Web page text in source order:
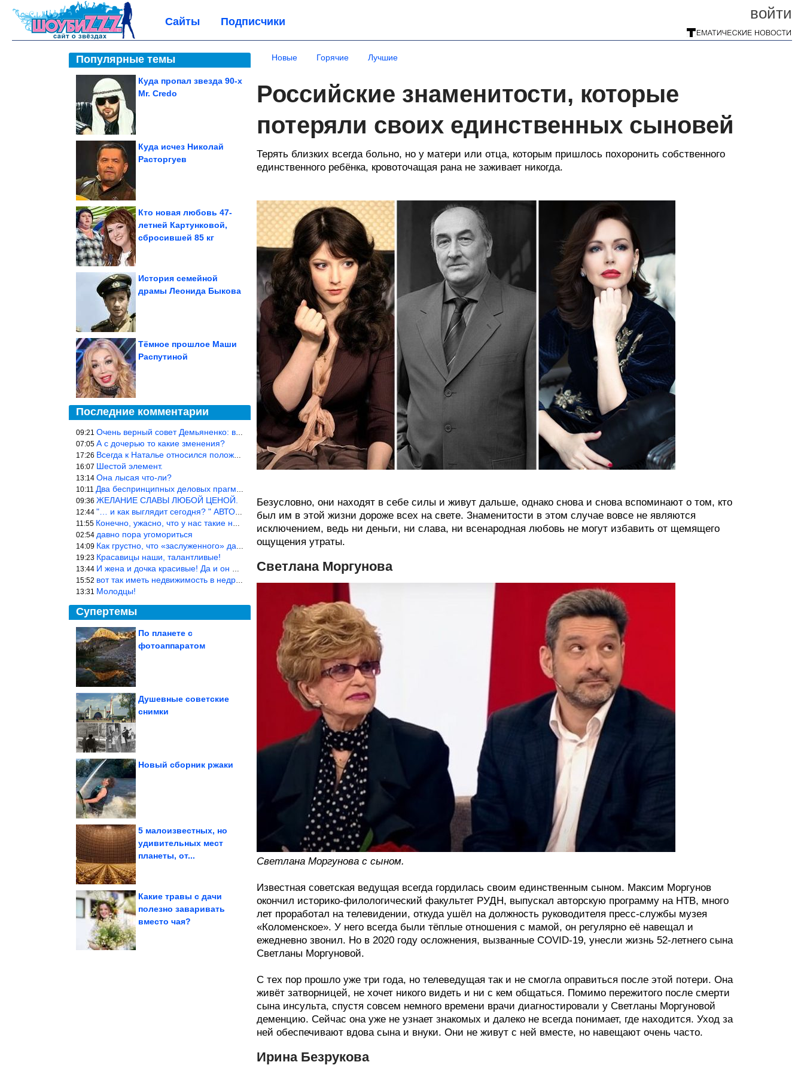
войти
Сайты Подписчики
Популярные темы
Куда пропал звезда 90-х
Mr. Credo
Куда исчез Николай
Расторгуев
Кто новая любовь 47-
летней Картунковой,
сбросившей 85 кг
История семейной
драмы Леонида Быкова
Тёмное прошлое Маши
Распутиной
Последние комментарии
09:21 Очень верный совет Демьяненко: в этой среде надо либо иметь зубы
07:05 А с дочерью то какие зменения?
17:26 Всегда к Наталье относился положительно… Время покажет, что буде
16:07 Шестой элемент.
13:14 Она лысая что-ли?
10:11 Два беспринципных деловых прагматика нашли друг друга и «остепен
09:36 ЖЕЛАНИЕ СЛАВЫ ЛЮБОЙ ЦЕНОЙ.
12:44 "… и как выглядит сегодня? " АВТОР, РЕДАКТОР — ВЫ ЧТО
11:55 Конечно, ужасно, что у нас такие недалёкие и прямые люди… Как мо
02:54 давно пора угомориться
14:09 Как грустно, что «заслуженного» дают не заслуженно, а (чаще) по-
19:23 Красавицы наши, талантливые!
13:44 И жена и дочка красивые! Да и он настоящий мужик!
15:52 вот так иметь недвижимость в недружественных странах Могут забра
13:31 Молодцы!
Супертемы
10 минут в день изменят
По планете с
фотоаппаратом
Душевные советские
снимки
Новый сборник ржаки
6 мифов об
5 малоизвестных, но
удивительных мест
планеты, от...
Мужчина избил
туристку из России в
грузинском отеле....
Какие травы с дачи
полезно заваривать
вместо чая?
Новые Горячие Лучшие
Российские знаменитости, которые
потеряли своих единственных сыновей
Терять близких всегда больно, но у матери или отца, которым пришлось похоронить собственного
единственного ребёнка, кровоточащая рана не заживает никогда.
Безусловно, они находят в себе силы и живут дальше, однако снова и снова вспоминают о том, кто
был им в этой жизни дороже всех на свете. Знаменитости в этом случае вовсе не являются
исключением, ведь ни деньги, ни слава, ни всенародная любовь не могут избавить от щемящего
ощущения утраты.
Светлана Моргунова
Светлана Моргунова с сыном.
Известная советская ведущая всегда гордилась своим единственным сыном. Максим Моргунов
окончил историко-филологический факультет РУДН, выпускал авторскую программу на НТВ, много
лет проработал на телевидении, откуда ушёл на должность руководителя пресс-службы музея
«Коломенское». У него всегда были тёплые отношения с мамой, он регулярно её навещал и
ежедневно звонил. Но в 2020 году осложнения, вызванные COVID-19, унесли жизнь 52-летнего сына
Светланы Моргуновой.
С тех пор прошло уже три года, но телеведущая так и не смогла оправиться после этой потери. Она
живёт затворницей, не хочет никого видеть и ни с кем общаться. Помимо пережитого после смерти
сына инсульта, спустя совсем немного времени врачи диагностировали у Светланы Моргуновой
деменцию. Сейчас она уже не узнает знакомых и далеко не всегда понимает, где находится. Уход за
ней обеспечивают вдова сына и внуки. Они не живут с ней вместе, но навещают очень часто.
Ирина Безрукова